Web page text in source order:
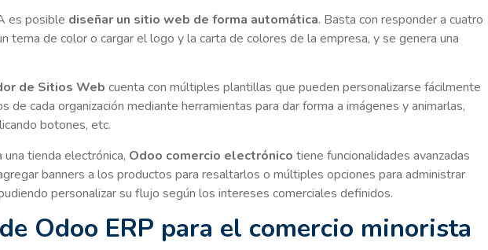
es posible diseñar un sitio web de forma automática. Basta con responder a cuatro
tema de color o cargar el logo y la carta de colores de la empresa, y se genera una
de Sitios Web cuenta con múltiples plantillas que pueden personalizarse fácilmente
de cada organización mediante herramientas para dar forma a imágenes y animarlas,
botones, etc.
tienda electrónica, Odoo comercio electrónico tiene funcionalidades avanzadas
banners a los productos para resaltarlos o múltiples opciones para administrar
personalizar su flujo según los intereses comerciales definidos.
Odoo ERP para el comercio minorista